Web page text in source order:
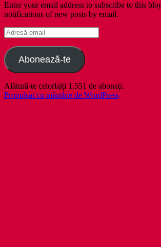
Enter your email address to subscribe to this
notifications of new posts by email.
Adresă
email
Abonează-te
Alătură-te celorlalți 1.551 de abonați.
Propulsat cu mândrie de WordPress